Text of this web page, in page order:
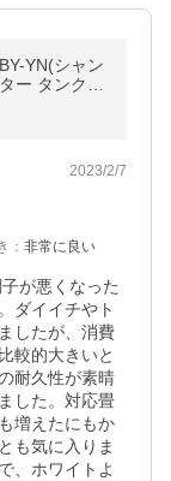
YN(シャン
ー タンク容
2023/2/7
： 非常に良い
が悪くなった
ダイイチやト
したが、消費
較的大きいと
耐久性が素晴
した。対応畳
増えたにもか
も気に入りま
、ホワイトよ